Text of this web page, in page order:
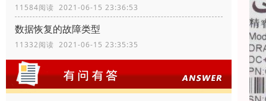
11584阅读 2021-06-15 23:36:53
数据恢复的故障类型
11332阅读 2021-06-15 23:35:35